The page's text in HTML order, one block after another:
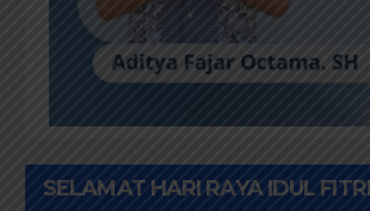
SELAMAT HARI RAYA IDUL